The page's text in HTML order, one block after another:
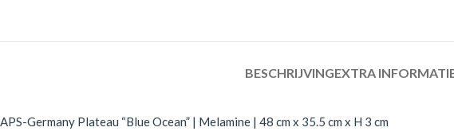
BESCHRIJVINGEXTRA
APS-Germany Plateau “Blue Ocean” | Melamine | 48 cm x 35.5 cm x H 3 cm